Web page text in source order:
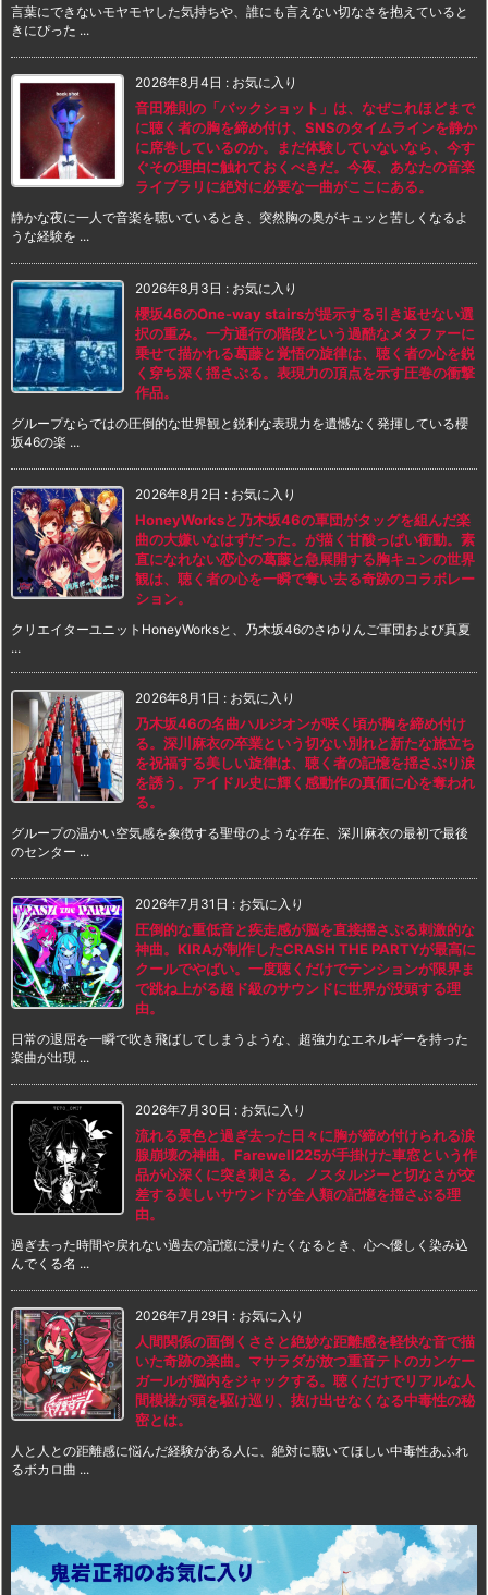
言葉にできないモヤモヤした気持ちや、誰にも言えない切なさを抱えていると
きにぴった ...
2026年8月4日 : お気に入り
音田雅則の「バックショット」は、なぜこれほどまで
に聴く者の胸を締め付け、SNSのタイムラインを静か
に席巻しているのか。まだ体験していないなら、今す
ぐその理由に触れておくべきだ。今夜、あなたの音楽
ライブラリに絶対に必要な一曲がここにある。
静かな夜に一人で音楽を聴いているとき、突然胸の奥がキュッと苦しくなるよ
うな経験を ...
2026年8月3日 : お気に入り
櫻坂46のOne-way stairsが提示する引き返せない選
択の重み。一方通行の階段という過酷なメタファーに
乗せて描かれる葛藤と覚悟の旋律は、聴く者の心を鋭
く穿ち深く揺さぶる。表現力の頂点を示す圧巻の衝撃
作品。
グループならではの圧倒的な世界観と鋭利な表現力を遺憾なく発揮している櫻
坂46の楽 ...
2026年8月2日 : お気に入り
HoneyWorksと乃木坂46の軍団がタッグを組んだ楽
曲の大嫌いなはずだった。が描く甘酸っぱい衝動。素
直になれない恋心の葛藤と急展開する胸キュンの世界
観は、聴く者の心を一瞬で奪い去る奇跡のコラボレー
ション。
クリエイターユニットHoneyWorksと、乃木坂46のさゆりんご軍団および真夏
...
2026年8月1日 : お気に入り
乃木坂46の名曲ハルジオンが咲く頃が胸を締め付け
る。深川麻衣の卒業という切ない別れと新たな旅立ち
を祝福する美しい旋律は、聴く者の記憶を揺さぶり涙
を誘う。アイドル史に輝く感動作の真価に心を奪われ
る。
グループの温かい空気感を象徴する聖母のような存在、深川麻衣の最初で最後
のセンター ...
2026年7月31日 : お気に入り
圧倒的な重低音と疾走感が脳を直接揺さぶる刺激的な
神曲。KIRAが制作したCRASH THE PARTYが最高に
クールでやばい。一度聴くだけでテンションが限界ま
で跳ね上がる超ド級のサウンドに世界が没頭する理
由。
日常の退屈を一瞬で吹き飛ばしてしまうような、超強力なエネルギーを持った
楽曲が出現 ...
2026年7月30日 : お気に入り
流れる景色と過ぎ去った日々に胸が締め付けられる涙
腺崩壊の神曲。Farewell225が手掛けた車窓という作
品が心深くに突き刺さる。ノスタルジーと切なさが交
差する美しいサウンドが全人類の記憶を揺さぶる理
由。
過ぎ去った時間や戻れない過去の記憶に浸りたくなるとき、心へ優しく染み込
んでくる名 ...
2026年7月29日 : お気に入り
人間関係の面倒くささと絶妙な距離感を軽快な音で描
いた奇跡の楽曲。マサラダが放つ重音テトのカンケー
ガールが脳内をジャックする。聴くだけでリアルな人
間模様が頭を駆け巡り、抜け出せなくなる中毒性の秘
密とは。
人と人との距離感に悩んだ経験がある人に、絶対に聴いてほしい中毒性あふれ
るボカロ曲 ...